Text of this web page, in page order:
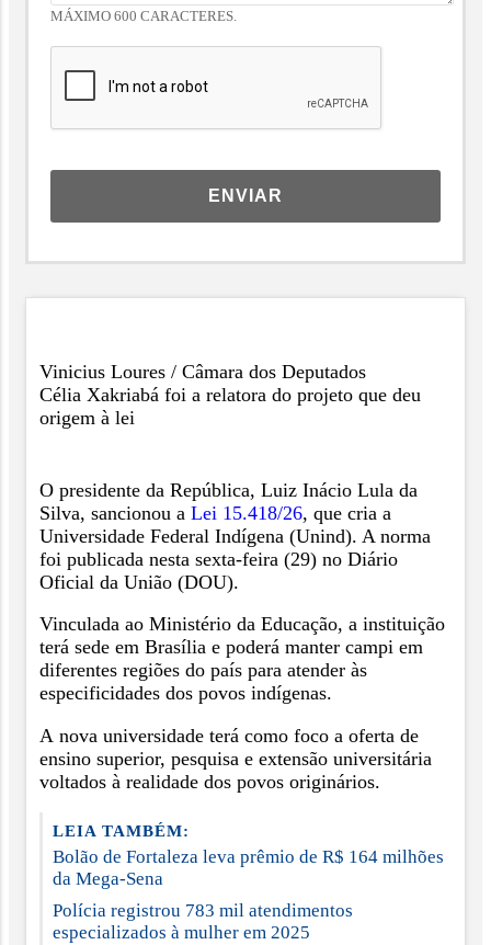
MÁXIMO 600 CARACTERES.
ENVIAR
Vinicius Loures / Câmara dos Deputados
Célia Xakriabá foi a relatora do projeto que deu
origem à lei
O presidente da República, Luiz Inácio Lula da
Silva, sancionou a Lei 15.418/26, que cria a
Universidade Federal Indígena (Unind). A norma
foi publicada nesta sexta-feira (29) no Diário
Oficial da União (DOU).
Vinculada ao Ministério da Educação, a instituição
terá sede em Brasília e poderá manter campi em
diferentes regiões do país para atender às
especificidades dos povos indígenas.
A nova universidade terá como foco a oferta de
ensino superior, pesquisa e extensão universitária
voltados à realidade dos povos originários.
LEIA TAMBÉM:
Bolão de Fortaleza leva prêmio de R$ 164 milhões
da Mega-Sena
Polícia registrou 783 mil atendimentos
especializados à mulher em 2025